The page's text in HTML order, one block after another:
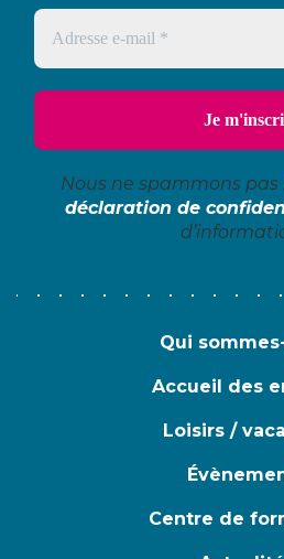
Nous ne spammons pas
déclaration de
Qui
Accueil des
Loisirs /
Centre de